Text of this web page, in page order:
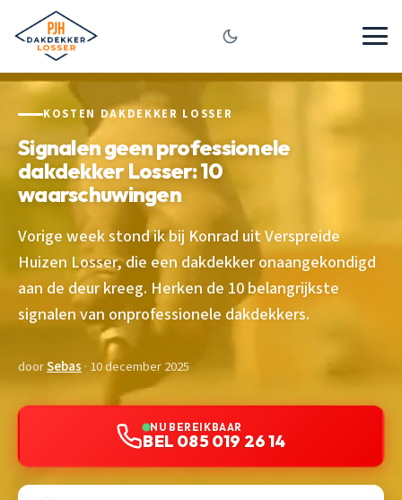
KOSTEN DAKDEKKER LOSSER
Signalen geen professionele
dakdekker Losser: 10
waarschuwingen
Vorige week stond ik bij Konrad uit Verspreide
Huizen Losser, die een dakdekker onaangekondigd
aan de deur kreeg. Herken de 10 belangrijkste
signalen van onprofessionele dakdekkers.
doorSebas · 10 december 2025
NU BEREIKBAAR
BEL 085 019 26 14